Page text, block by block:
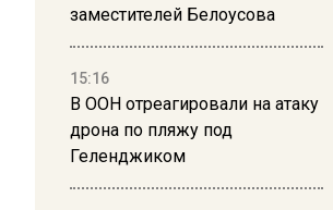
заместителей Белоусова
15:16
В ООН отреагировали на атаку
дрона по пляжу под
Геленджиком